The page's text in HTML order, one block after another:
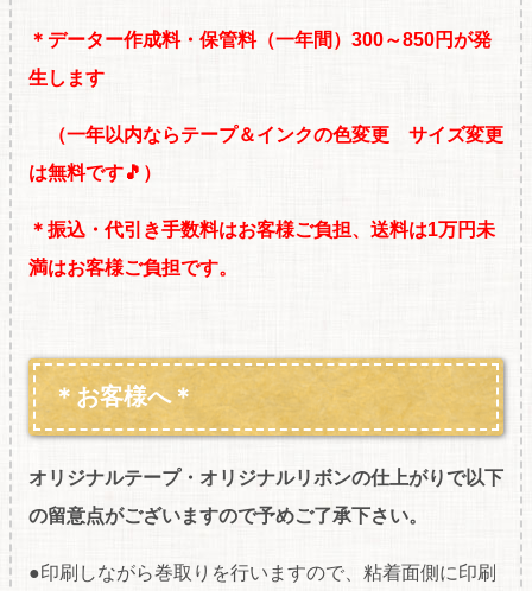
＊データー作成料・保管料（一年間）300～850円が発
生します
（一年以内ならテープ＆インクの色変更 サイズ変更
は無料です🎵）
＊振込・代引き手数料はお客様ご負担、送料は1万円未
満はお客様ご負担です。
＊お客様へ＊
オリジナルテープ・オリジナルリボンの仕上がりで以下
の留意点がございますので予めご了承下さい。
●印刷しながら巻取りを行いますので、粘着面側に印刷